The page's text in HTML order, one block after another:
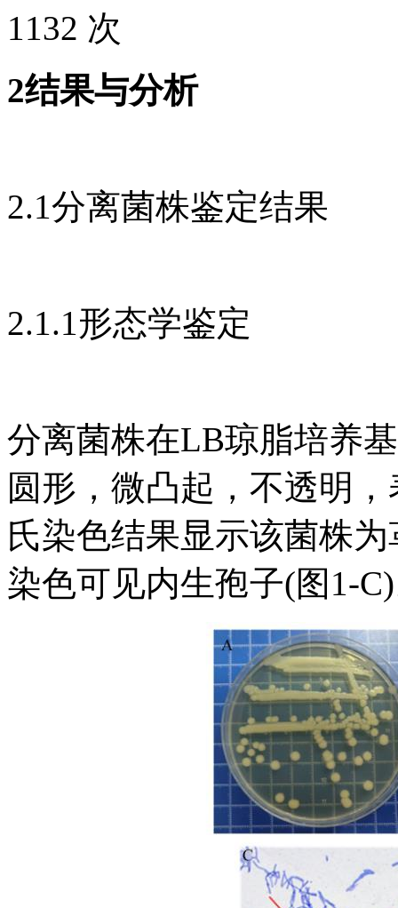
1132 次
2结果与分析
2.1分离菌株鉴定结果
2.1.1形态学鉴定
分离菌株在LB琼脂培养
圆形，微凸起，不透明
氏染色结果显示该菌株
染色可见内生孢子(图1-